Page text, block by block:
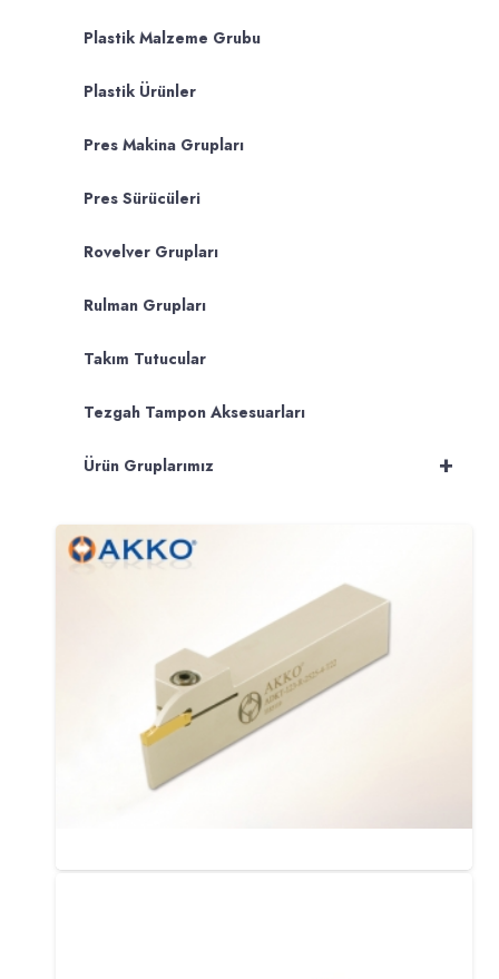
Plastik Malzeme Grubu
Plastik Ürünler
Pres Makina Grupları
Pres Sürücüleri
Rovelver Grupları
Rulman Grupları
Takım Tutucular
Tezgah Tampon Aksesuarları
+
Ürün Gruplarımız